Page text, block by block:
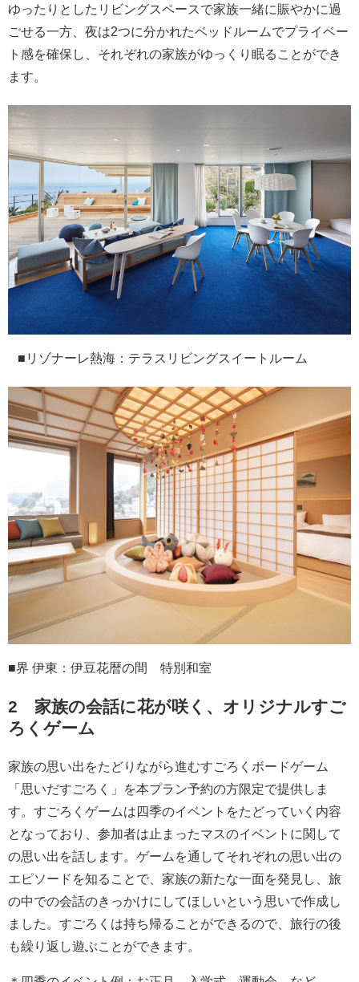
ゆったりとしたリビングスペースで家族一緒に賑やかに過
ごせる一方、夜は2つに分かれたベッドルームでプライベー
ト感を確保し、それぞれの家族がゆっくり眠ることができ
ます。
■リゾナーレ熱海：テラスリビングスイートルーム
■界 伊東：伊豆花暦の間 特別和室
2 家族の会話に花が咲く、オリジナルすご
ろくゲーム
家族の思い出をたどりながら進むすごろくボードゲーム
「思いだすごろく」を本プラン予約の方限定で提供しま
す。すごろくゲームは四季のイベントをたどっていく内容
となっており、参加者は止まったマスのイベントに関して
の思い出を話します。ゲームを通してそれぞれの思い出の
エピソードを知ることで、家族の新たな一面を発見し、旅
の中での会話のきっかけにしてほしいという思いで作成し
ました。すごろくは持ち帰ることができるので、旅行の後
も繰り返し遊ぶことができます。